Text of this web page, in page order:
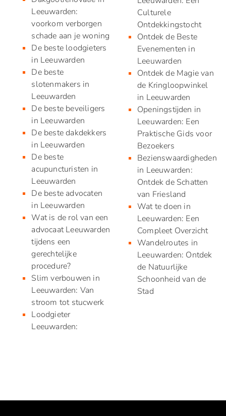
Leeuwarden:
voorkom verborgen
schade aan je woning
De beste loodgieters
in Leeuwarden
De beste
slotenmakers in
Leeuwarden
De beste beveiligers
in Leeuwarden
De beste dakdekkers
in Leeuwarden
De beste
acupuncturisten in
Leeuwarden
De beste advocaten
in Leeuwarden
Wat is de rol van een
advocaat Leeuwarden
tijdens een
gerechtelijke
procedure?
Slim verbouwen in
Leeuwarden: Van
stroom tot stucwerk
Loodgieter
Leeuwarden:
Culturele
Ontdekkingstocht
Ontdek de Beste
Evenementen in
Leeuwarden
Ontdek de Magie van
de Kringloopwinkel
in Leeuwarden
Openingstijden in
Leeuwarden: Een
Praktische Gids voor
Bezoekers
Bezienswaardigheden
in Leeuwarden:
Ontdek de Schatten
van Friesland
Wat te doen in
Leeuwarden: Een
Compleet Overzicht
Wandelroutes in
Leeuwarden: Ontdek
de Natuurlijke
Schoonheid van de
Stad